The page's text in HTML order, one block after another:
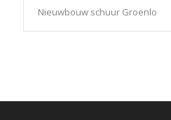
Nieuwbouw schuur Groenlo